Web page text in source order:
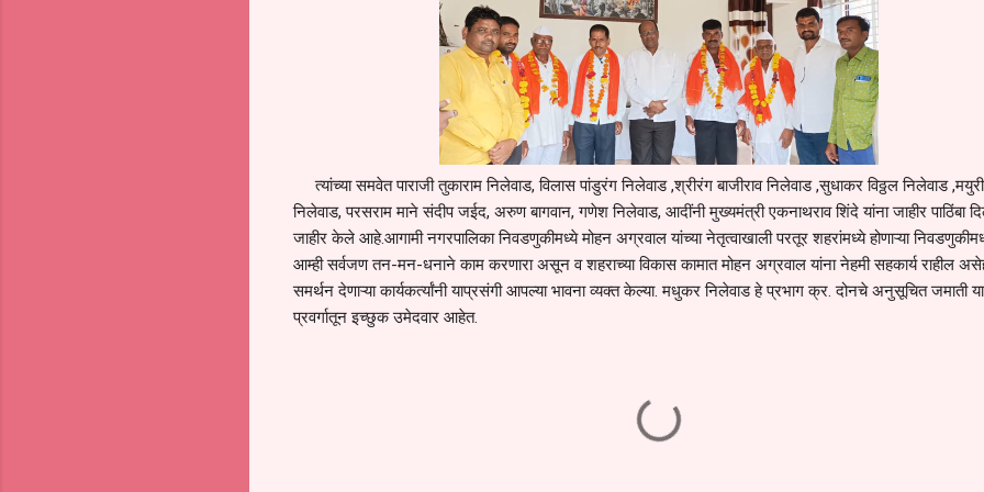
त्यांच्या समवेत पाराजी तुकाराम निलेवाड, विलास पांडुरंग निलेवाड ,श्रीरंग बाजीराव निलेवाड ,सुधाकर विठ्ठल निलेवाड ,मयुरी
निलेवाड, परसराम माने संदीप जईद, अरुण बागवान, गणेश निलेवाड, आदींनी मुख्यमंत्री एकनाथराव शिंदे यांना जाहीर पाठिंबा
जाहीर केले आहे.आगामी नगरपालिका निवडणुकीमध्ये मोहन अग्रवाल यांच्या नेतृत्वाखाली परतूर शहरांमध्ये होणाऱ्या
आम्ही सर्वजण तन-मन-धनाने काम करणारा असून व शहराच्या विकास कामात मोहन अग्रवाल यांना नेहमी सहकार्य राहील
समर्थन देणाऱ्या कार्यकर्त्यांनी याप्रसंगी आपल्या भावना व्यक्त केल्या. मधुकर निलेवाड हे प्रभाग क्र. दोनचे अनुसूचित जमाती या
प्रवर्गातून इच्छुक उमेदवार आहेत.